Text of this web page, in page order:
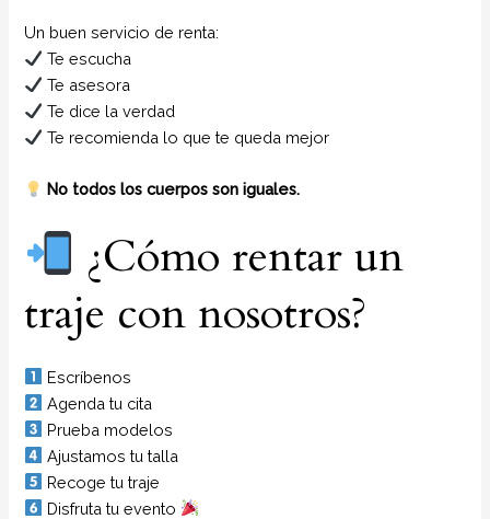
Un buen servicio de renta:
Te escucha
Te asesora
Te dice la verdad
Te recomienda lo que te queda mejor
No todos los cuerpos son iguales.
¿Cómo rentar un
traje con nosotros?
Escríbenos
Agenda tu cita
Prueba modelos
Ajustamos tu talla
Recoge tu traje
Disfruta tu evento